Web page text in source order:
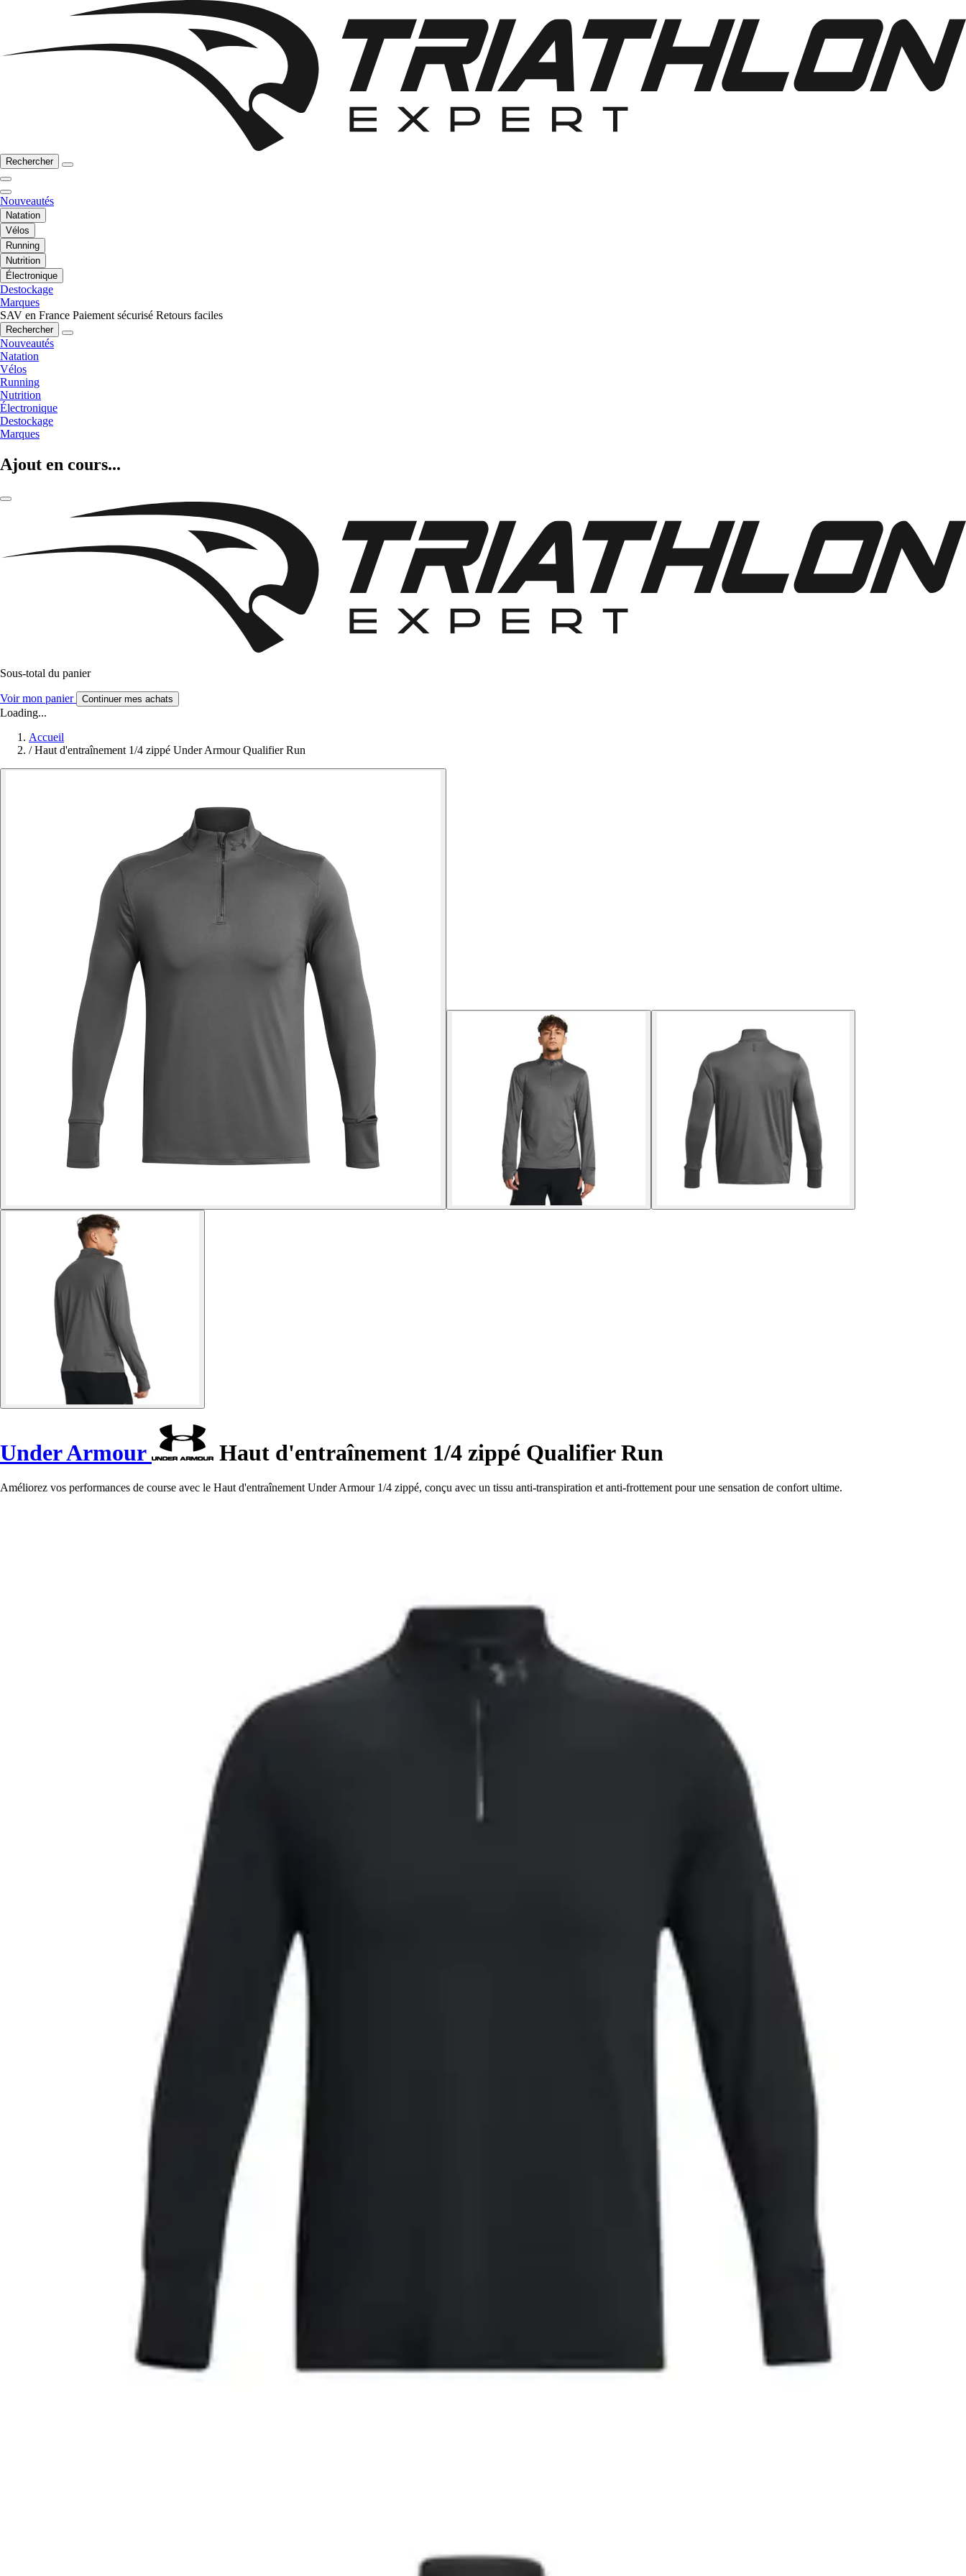
Rechercher
Nouveautés
Natation
Vélos
Running
Nutrition
Électronique
Destockage
Marques
SAV en France Paiement sécurisé Retours faciles
Rechercher
Nouveautés
Natation
Vélos
Running
Nutrition
Électronique
Destockage
Marques
Ajout en cours...
Sous-total du panier
Voir mon panier Continuer mes achats
Loading...
Accueil
/ Haut d'entraînement 1/4 zippé Under Armour Qualifier Run
Under Armour Haut d'entraînement 1/4 zippé Qualifier Run
Améliorez vos performances de course avec le Haut d'entraînement Under Armour 1/4 zippé, conçu avec un tissu anti-transpiration et anti-frottement pour une sensation de confort ultime.